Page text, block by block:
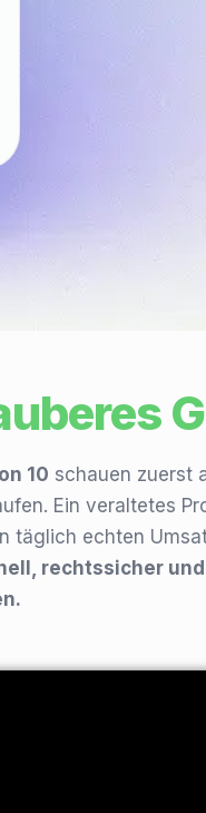
10 schauen zuerst
Ein veraltetes
täglich echten
rechtssicher